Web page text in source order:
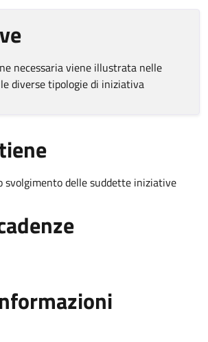
necessaria viene illustrata nelle
diverse tipologie di iniziativa
svolgimento delle suddette iniziative